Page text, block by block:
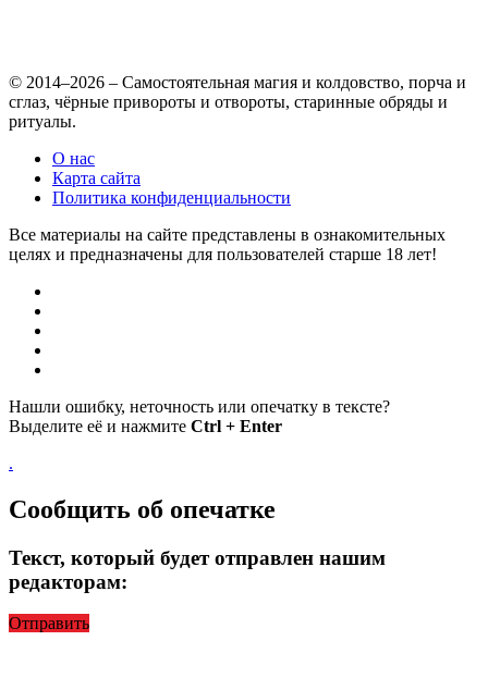
© 2014–2026 – Самостоятельная магия и колдовство, порча и
сглаз, чёрные привороты и отвороты, старинные обряды и
ритуалы.
О нас
Карта сайта
Политика конфиденциальности
Все материалы на сайте представлены в ознакомительных
целях и предназначены для пользователей старше 18 лет!
Нашли ошибку, неточность или опечатку в тексте?
Выделите её и нажмите Ctrl + Enter
.
Сообщить об опечатке
Текст, который будет отправлен нашим
редакторам:
Отправить